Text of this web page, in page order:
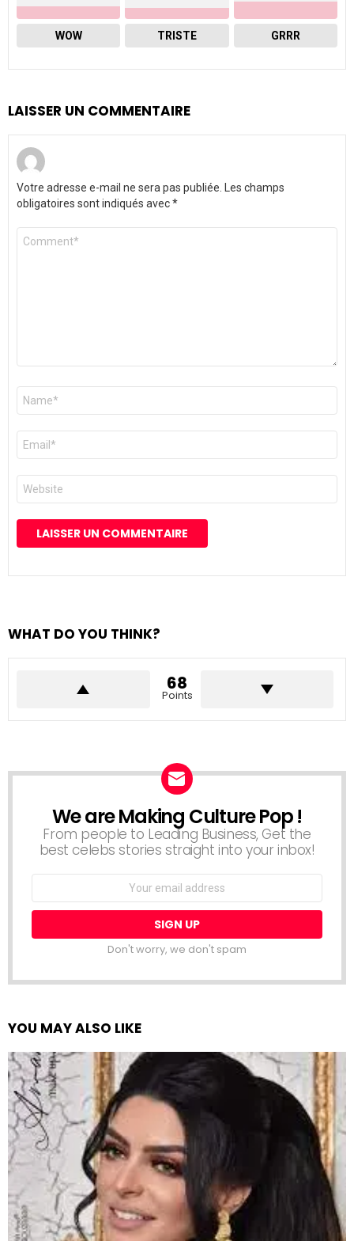
WOW TRISTE GRRR
LAISSER UN COMMENTAIRE
Votre adresse e-mail ne sera pas publiée. Les champs
obligatoires sont indiqués avec*
Commentaire
Nom
E-
mail
*
Site
web
WHAT DO YOU THINK?
68
Points
NEWSLETTER
We are Making Culture Pop !
From people to Leading Business, Get the
best celebs stories straight into your inbox!
Don't worry, we don't spam
YOU MAY ALSO LIKE